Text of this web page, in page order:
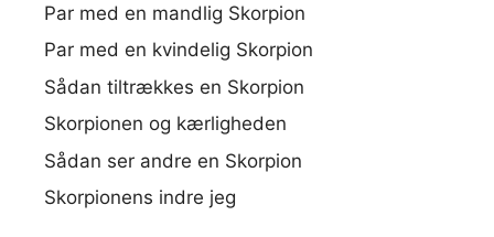
Par med en mandlig Skorpion
Par med en kvindelig Skorpion
Sådan tiltrækkes en Skorpion
Skorpionen og kærligheden
Sådan ser andre en Skorpion
Skorpionens indre jeg